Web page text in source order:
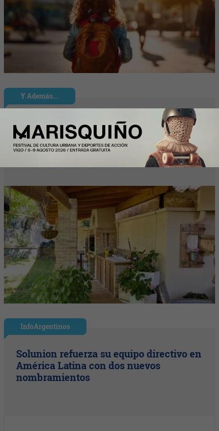
Y Además...
Más de la mitad de los intercambios de
casas con HomeExchange este verano
en España son domésticos
InfoArgentinos
Solunion refuerza su equipo directivo en
América Latina con dos nuevos
nombramientos